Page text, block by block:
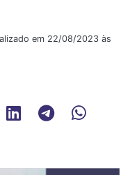
em 22/08/2023 às